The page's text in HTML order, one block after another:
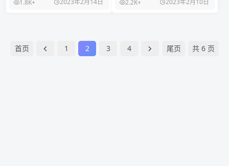
onsole/key
1.8K+
码，它能很好地解密goto加密
2.2K+
首页 1 2 3 4 尾页 共 6 页